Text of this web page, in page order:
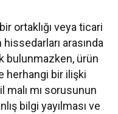
ortaklığı veya ticari
arasında
bulunmazken, ürün
herhangi bir ilişki
malı mı sorusunun
bilgi yayılması ve